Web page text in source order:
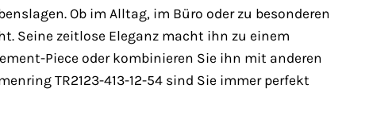
Ob im Alltag, im Büro oder zu besonderen
Seine zeitlose Eleganz macht ihn zu einem
Piece oder kombinieren Sie ihn mit anderen
TR2123-413-12-54 sind Sie immer perfekt